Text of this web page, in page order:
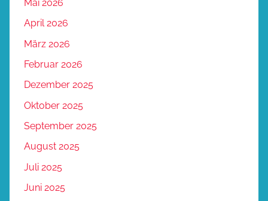
Mai 2026
April 2026
März 2026
Februar 2026
Dezember 2025
Oktober 2025
September 2025
August 2025
Juli 2025
Juni 2025